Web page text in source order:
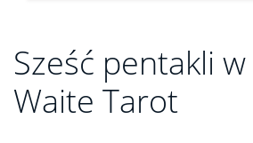
Sześć pentakli
Waite Tarot